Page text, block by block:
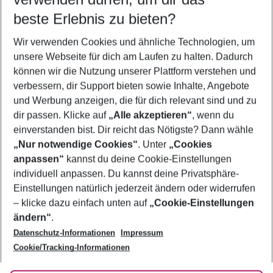
5-8 Nächte
2 Erwachsene Keine Kinder
Mehr Filter anzeigen
Footer
Footer navigation
Über uns
AGB
Bestpreisgarantie
Cookie-Einstellungen ändern
Cookie-Richtlinie
Agenturbetreuung
Barrierefreies Reisen
Folge uns
beste Erlebnis zu bieten?
Wir verwenden Cookies und ähnliche Technologien, um
unsere Webseite für dich am Laufen zu halten. Dadurch
können wir die Nutzung unserer Plattform verstehen und
verbessern, dir Support bieten sowie Inhalte, Angebote
und Werbung anzeigen, die für dich relevant sind und zu
dir passen. Klicke auf „Alle akzeptieren“, wenn du
einverstanden bist. Dir reicht das Nötigste? Dann wähle
„Nur notwendige Cookies“. Unter „Cookies
anpassen“ kannst du deine Cookie-Einstellungen
individuell anpassen. Du kannst deine Privatsphäre-
Einstellungen natürlich jederzeit ändern oder widerrufen
– klicke dazu einfach unten auf „Cookie-Einstellungen
ändern“.
Datenschutz-Informationen
Impressum
Cookie/Tracking-Informationen